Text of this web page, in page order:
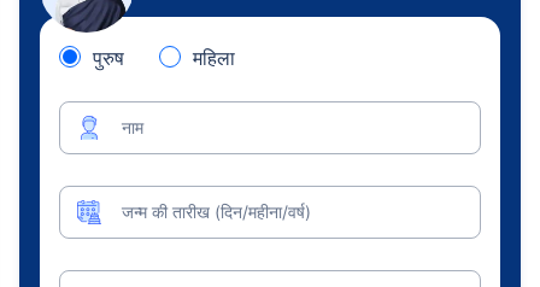
पुरुष महिला
नाम
जन्म की तारीख (दिन/महीना/वर्ष)